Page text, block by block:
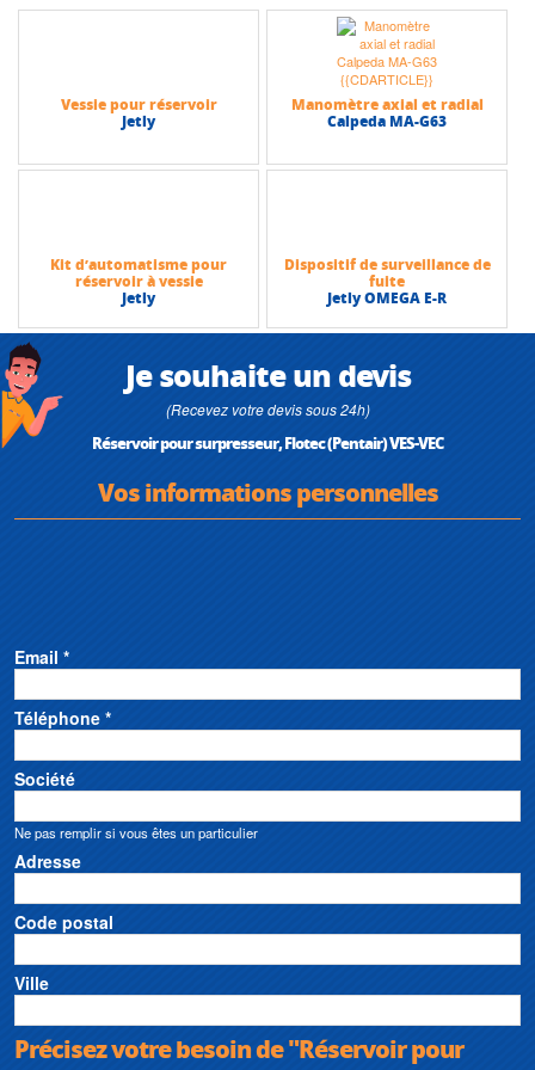
Vessie pour réservoir
Jetly
Manomètre axial et radial
Calpeda MA-G63
Kit d’automatisme pour
réservoir à vessie
Jetly
Dispositif de surveillance de
fuite
Jetly OMEGA E-R
Je souhaite un devis
(Recevez votre devis sous 24h)
Réservoir pour surpresseur, Flotec (Pentair) VES-VEC
Vos informations personnelles
Email *
Téléphone *
Société
Ne pas remplir si vous êtes un particulier
Adresse
Code postal
Ville
Précisez votre besoin de "Réservoir pour